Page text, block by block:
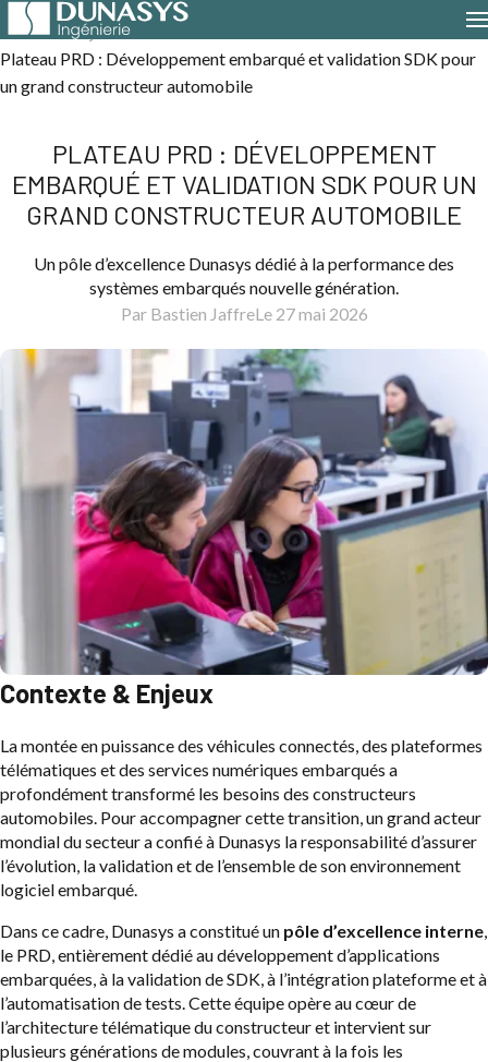
Accueil Projets clients
Plateau PRD : Développement embarqué et validation SDK pour
un grand constructeur automobile
PLATEAU PRD : DÉVELOPPEMENT
EMBARQUÉ ET VALIDATION SDK POUR UN
GRAND CONSTRUCTEUR AUTOMOBILE
Un pôle d’excellence Dunasys dédié à la performance des
systèmes embarqués nouvelle génération.
Par Bastien JaffreLe 27 mai 2026
Contexte & Enjeux
La montée en puissance des véhicules connectés, des plateformes
télématiques et des services numériques embarqués a
profondément transformé les besoins des constructeurs
automobiles. Pour accompagner cette transition, un grand acteur
mondial du secteur a confié à Dunasys la responsabilité d’assurer
l’évolution, la validation et de l’ensemble de son environnement
logiciel embarqué.
Dans ce cadre, Dunasys a constitué un pôle d’excellence interne
le PRD, entièrement dédié au développement d’applications
embarquées, à la validation de SDK, à l’intégration plateforme et à
l’automatisation de tests. Cette équipe opère au cœur de
l’architecture télématique du constructeur et intervient sur
plusieurs générations de modules, couvrant à la fois les